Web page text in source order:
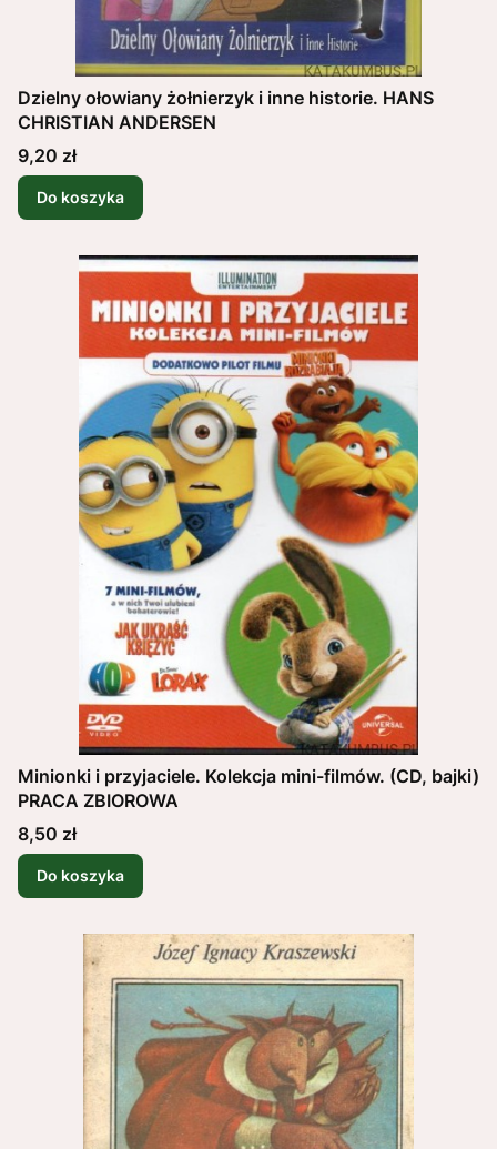
Dzielny ołowiany żołnierzyk i inne historie. HANS
CHRISTIAN ANDERSEN
Cena
9,20 zł
Do koszyka
Minionki i przyjaciele. Kolekcja mini-filmów. (CD, bajki)
PRACA ZBIOROWA
Cena
8,50 zł
Do koszyka